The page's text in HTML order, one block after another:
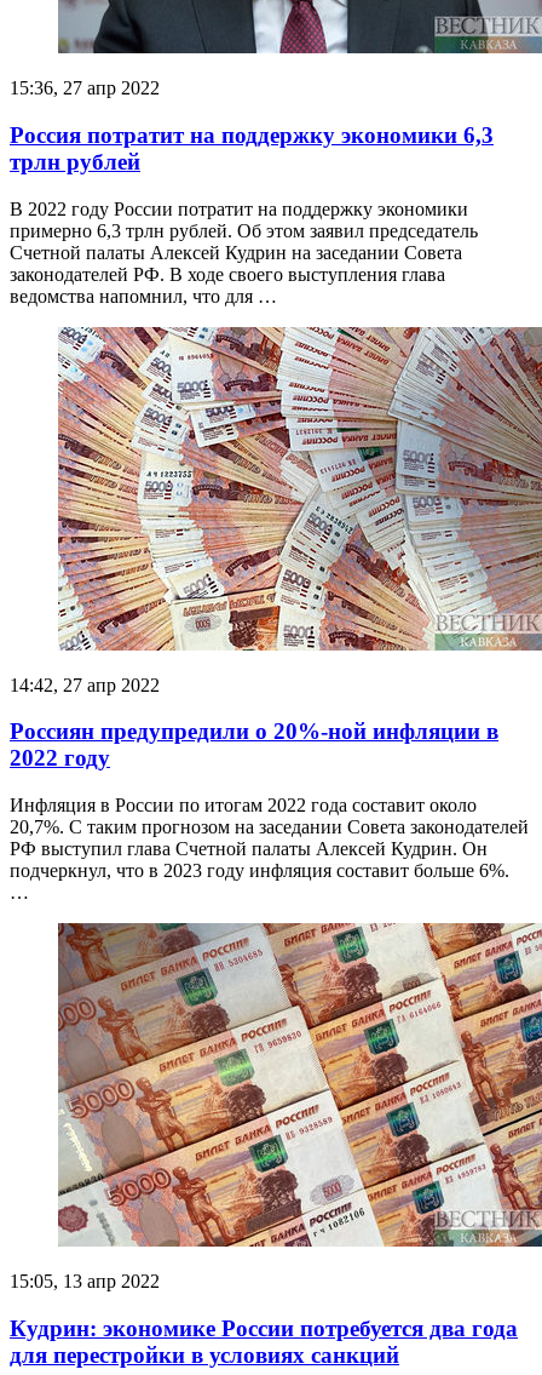
15:36, 27 апр 2022
Россия потратит на поддержку экономики 6,3
трлн рублей
В 2022 году России потратит на поддержку экономики
примерно 6,3 трлн рублей. Об этом заявил председатель
Счетной палаты Алексей Кудрин на заседании Совета
законодателей РФ. В ходе своего выступления глава
ведомства напомнил, что для …
14:42, 27 апр 2022
Россиян предупредили о 20%-ной инфляции в
2022 году
Инфляция в России по итогам 2022 года составит около
20,7%. С таким прогнозом на заседании Совета законодателей
РФ выступил глава Счетной палаты Алексей Кудрин. Он
подчеркнул, что в 2023 году инфляция составит больше 6%.
…
15:05, 13 апр 2022
Кудрин: экономике России потребуется два года
для перестройки в условиях санкций